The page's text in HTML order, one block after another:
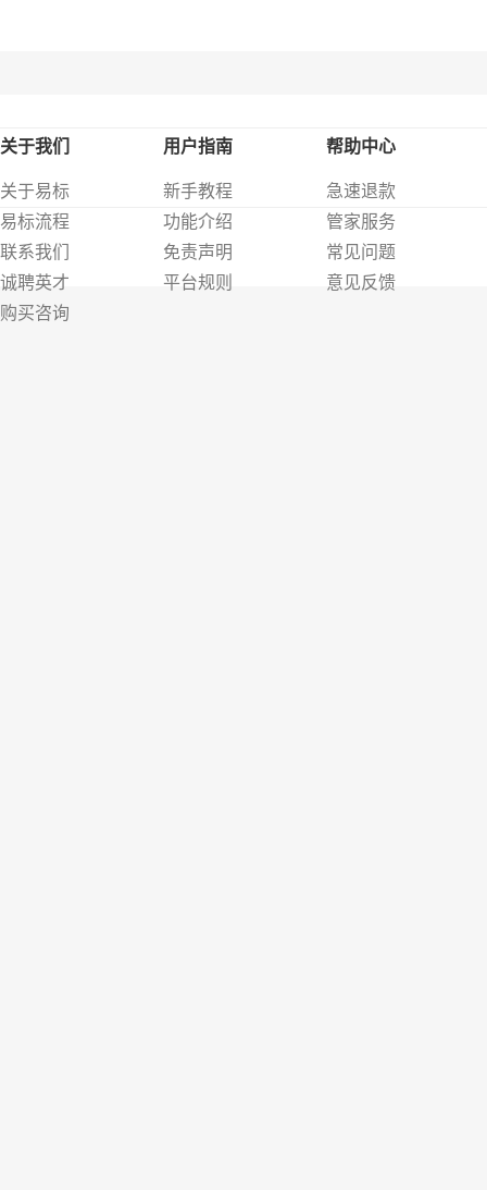
关于我们
关于易标
易标流程
联系我们
诚聘英才
购买咨询
用户指南
新手教程
功能介绍
免责声明
平台规则
帮助中心
急速退款
管家服务
常见问题
意见反馈